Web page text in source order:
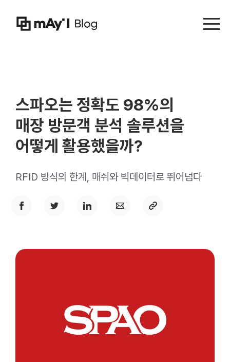
Menu
스파오는 정확도 98%의
매장 방문객 분석 솔루션을
어떻게 활용했을까?
RFID 방식의 한계, 매쉬와 빅데이터로 뛰어넘다